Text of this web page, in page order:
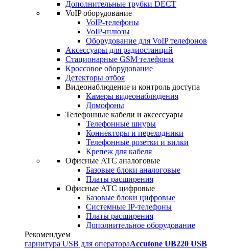
Дополнительные трубки DECT
VoIP оборудование
VoIP-телефоны
VoIP-шлюзы
Оборудование для VoIP телефонов
Аксессуары для радиостанций
Стационарные GSM телефоны
Кроссовое оборудование
Детекторы отбоя
Видеонаблюдение и контроль доступа
Камеры видеонаблюдения
Домофоны
Телефонные кабели и аксессуары
Телефонные шнуры
Коннекторы и переходники
Телефонные розетки и вилки
Крепеж для кабеля
Офисные АТС аналоговые
Базовые блоки аналоговые
Платы расширения
Офисные АТС цифровые
Базовые блоки цифровые
Системные IP-телефоны
Платы расширения
Дополнительное оборудование
Рекомендуем
гарнитура USB для оператораAccutone UB220 USB